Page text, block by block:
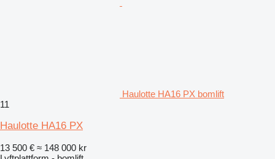
Haulotte HA16 PX bomlift
11
Haulotte HA16 PX
13 500 € ≈ 148 000 kr